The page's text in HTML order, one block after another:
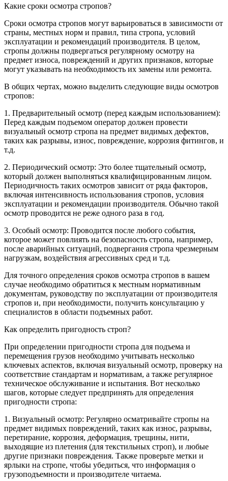
Какие сроки осмотра стропов?
Сроки осмотра стропов могут варьироваться в зависимости от
страны, местных норм и правил, типа стропа, условий
эксплуатации и рекомендаций производителя. В целом,
стропы должны подвергаться регулярному осмотру на
предмет износа, повреждений и других признаков, которые
могут указывать на необходимость их замены или ремонта.
В общих чертах, можно выделить следующие виды осмотров
стропов:
1. Предварительный осмотр (перед каждым использованием):
Перед каждым подъемом оператор должен провести
визуальный осмотр стропа на предмет видимых дефектов,
таких как разрывы, износ, повреждение, коррозия фитингов, и
т.д.
2. Периодический осмотр: Это более тщательный осмотр,
который должен выполняться квалифицированным лицом.
Периодичность таких осмотров зависит от ряда факторов,
включая интенсивность использования стропов, условия
эксплуатации и рекомендации производителя. Обычно такой
осмотр проводится не реже одного раза в год.
3. Особый осмотр: Проводится после любого события,
которое может повлиять на безопасность стропа, например,
после аварийных ситуаций, подвергания стропа чрезмерным
нагрузкам, воздействия агрессивных сред и т.д.
Для точного определения сроков осмотра стропов в вашем
случае необходимо обратиться к местным нормативным
документам, руководству по эксплуатации от производителя
стропов и, при необходимости, получить консультацию у
специалистов в области подъемных работ.
Как определить пригодность строп?
При определении пригодности стропа для подъема и
перемещения грузов необходимо учитывать несколько
ключевых аспектов, включая визуальный осмотр, проверку на
соответствие стандартам и нормативам, а также регулярное
техническое обслуживание и испытания. Вот несколько
шагов, которые следует предпринять для определения
пригодности стропа:
1. Визуальный осмотр: Регулярно осматривайте стропы на
предмет видимых повреждений, таких как износ, разрывы,
перетирание, коррозия, деформация, трещины, нити,
выходящие из плетения (для текстильных строп), и любые
другие признаки повреждения. Также проверьте метки и
ярлыки на стропе, чтобы убедиться, что информация о
грузоподъемности и производителе читаема.